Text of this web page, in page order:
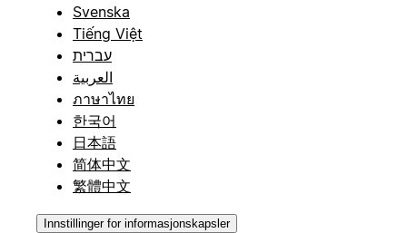
Svenska
Tiếng Việt
עברית
العربية
ภาษาไทย
한국어
日本語
简体中文
繁體中文
Innstillinger for informasjonskapsler